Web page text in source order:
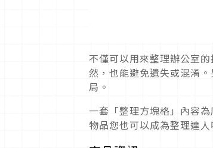
不僅可以用來整理辦公室
然，也能避免遺失或混淆
局。
一套「整理方塊格」內容
物品您也可以成為整理達人